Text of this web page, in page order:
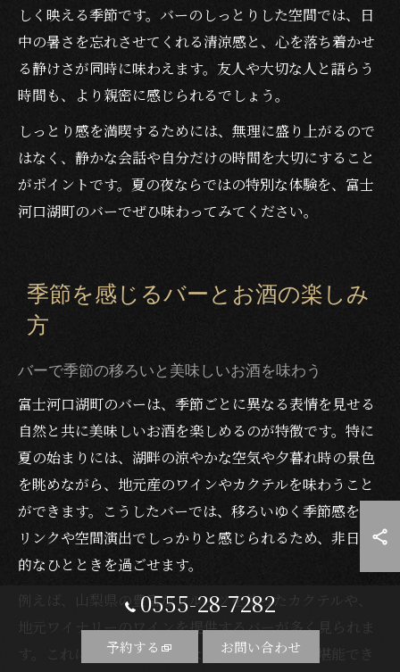
しく映える季節です。バーのしっとりした空間では、日
中の暑さを忘れさせてくれる清涼感と、心を落ち着かせ
る静けさが同時に味わえます。友人や大切な人と語らう
時間も、より親密に感じられるでしょう。
しっとり感を満喫するためには、無理に盛り上がるので
はなく、静かな会話や自分だけの時間を大切にすること
がポイントです。夏の夜ならではの特別な体験を、富士
河口湖町のバーでぜひ味わってみてください。
季節を感じるバーとお酒の楽しみ
方
バーで季節の移ろいと美味しいお酒を味わう
富士河口湖町のバーは、季節ごとに異なる表情を見せる
自然と共に美味しいお酒を楽しめるのが特徴です。特に
夏の始まりには、湖畔の涼やかな空気や夕暮れ時の景色
を眺めながら、地元産のワインやカクテルを味わうこと
ができます。こうしたバーでは、移ろいゆく季節感をド
リンクや空間演出でしっかりと感じられるため、非日常
的なひとときを過ごせます。
例えば、山梨県の豊富なフルーツを使ったカクテルや、
地元ワイナリーのワインを提供するバーが多く見られま
す。これにより、その時期ならではの味わいを堪能でき
0555-28-7282
予約する お問い合わせ